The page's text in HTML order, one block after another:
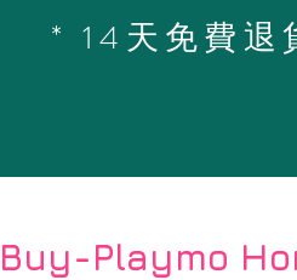
* 14天免費退
Buy-Playmo